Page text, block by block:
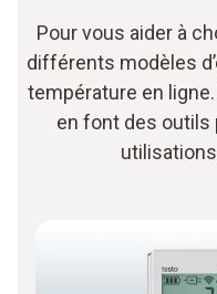
Pour vous aider à
différents modèles
température en
en font des outils